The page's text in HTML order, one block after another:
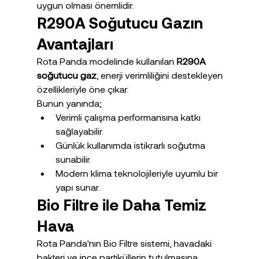
uygun olması önemlidir.
R290A Soğutucu Gazın
Avantajları
Rota Panda modelinde kullanılan R290A
soğutucu gaz, enerji verimliliğini destekleyen
özellikleriyle öne çıkar.
Bunun yanında;
Verimli çalışma performansına katkı
sağlayabilir.
Günlük kullanımda istikrarlı soğutma
sunabilir.
Modern klima teknolojileriyle uyumlu bir
yapı sunar.
Bio Filtre ile Daha Temiz
Hava
Rota Panda'nın Bio Filtre sistemi, havadaki